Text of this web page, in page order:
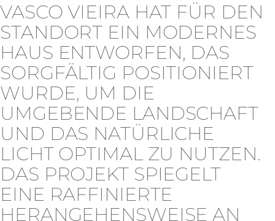
VASCO VIEIRA HAT FÜR DEN
STANDORT EIN MODERNES
HAUS ENTWORFEN, DAS
SORGFÄLTIG POSITIONIERT
WURDE, UM DIE
UMGEBENDE LANDSCHAFT
UND DAS NATÜRLICHE
LICHT OPTIMAL ZU NUTZEN.
DAS PROJEKT SPIEGELT
EINE RAFFINIERTE
HERANGEHENSWEISE AN